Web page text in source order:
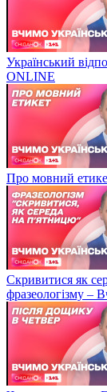
Український
ONLINE
Про мовний
Скривитися як
фразеологізму –